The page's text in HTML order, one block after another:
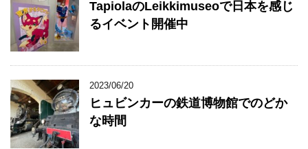
TapiolaのLeikkimuseoで日本を感じ
るイベント開催中
2023/06/20
ヒュビンカーの鉄道博物館でのどか
な時間